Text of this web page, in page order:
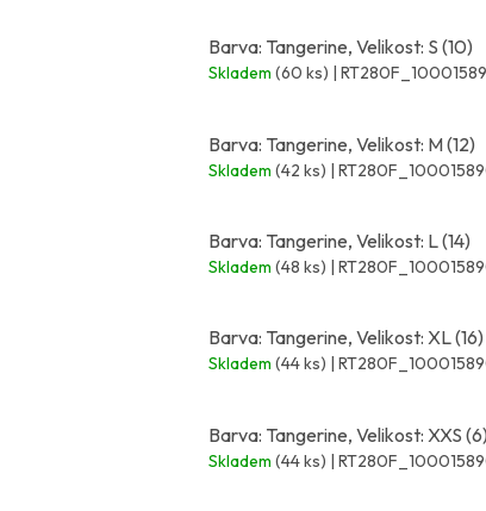
Barva: Tangerine, Velikost: S (10)
Skladem (60 ks) |
Barva: Tangerine, Velikost: M (12)
Skladem (42 ks) |
Barva: Tangerine, Velikost: L (14)
Skladem (48 ks) |
Barva: Tangerine, Velikost: XL (16)
Skladem (44 ks) |
Barva: Tangerine, Velikost: XXS (6)
Skladem (44 ks) |